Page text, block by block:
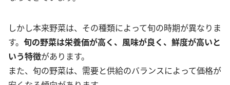
しかし本来野菜は、その種類によって旬の時期が異なりま
す。 旬の野菜は栄養価が高く、風味が良く、鮮度が高いと
いう特徴があります。
また、旬の野菜は、需要と供給のバランスによって価格が